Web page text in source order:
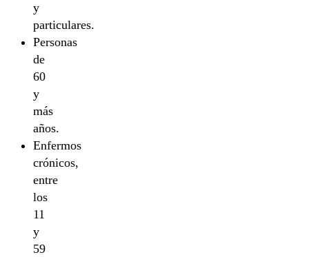
y
particulares.
Personas
de
60
y
más
años.
Enfermos
crónicos,
entre
los
11
y
59